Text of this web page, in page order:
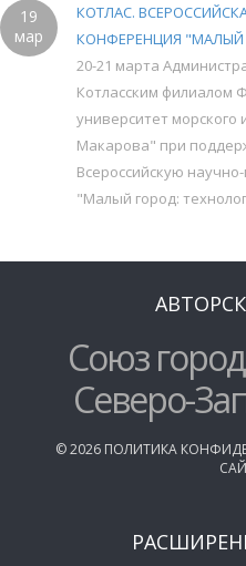
19
мар
КОТЛАС.
КОНФЕРЕНЦИЯ "МАЛЫЙ
20-21 марта
Котласским филиалом
университет
Макарова" при
Всероссийскую
"Малый город:
Союз
Северо-
©2026 ПОЛИТИКА